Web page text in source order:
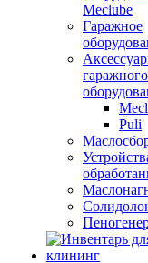
Meclube
Гаражное
гаражного
Puli